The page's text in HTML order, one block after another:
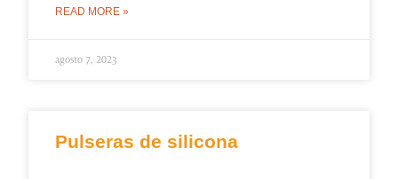
READ MORE »
agosto 7, 2023
Pulseras de silicona